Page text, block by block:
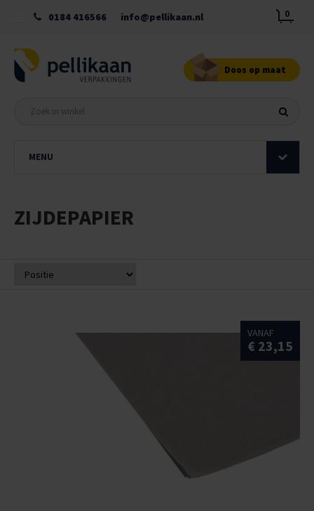
0184 416566 info@pellikaan.nl 0
Doos op maat
MENU
ZIJDEPAPIER
VANAF
€ 23,15